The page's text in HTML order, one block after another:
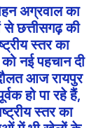
अग्रवाल का
छत्तीसगढ़ की
स्तर का
नई पहचान दी
आज रायपुर
हो पा रहे हैं,
स्तर का